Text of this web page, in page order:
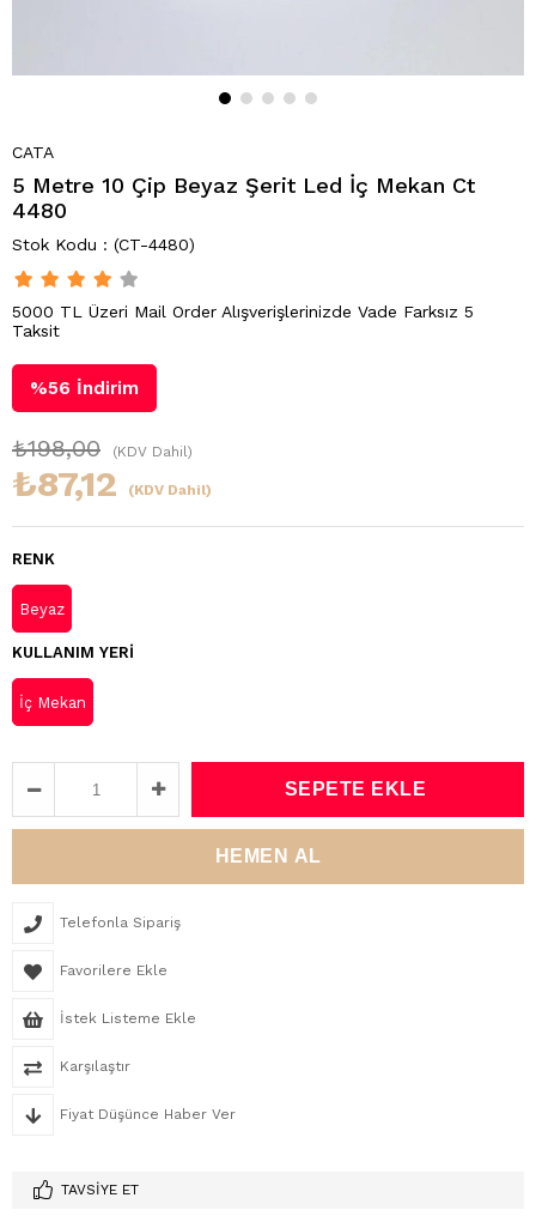
CATA
5 Metre 10 Çip Beyaz Şerit Led İç Mekan Ct
4480
(CT-4480)
5000 TL Üzeri Mail Order Alışverişlerinizde Vade Farksız 5
Taksit
%56 İndirim
₺198,00 (KDV Dahil)
₺87,12 (KDV Dahil)
RENK
Beyaz
KULLANIM YERI
İç Mekan
Telefonla Sipariş
Favorilere Ekle
İstek Listeme Ekle
Karşılaştır
Fiyat Düşünce Haber Ver
TAVSIYE ET